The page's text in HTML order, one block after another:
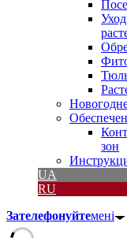
зон
UA
RU
Зателефонуйтемені